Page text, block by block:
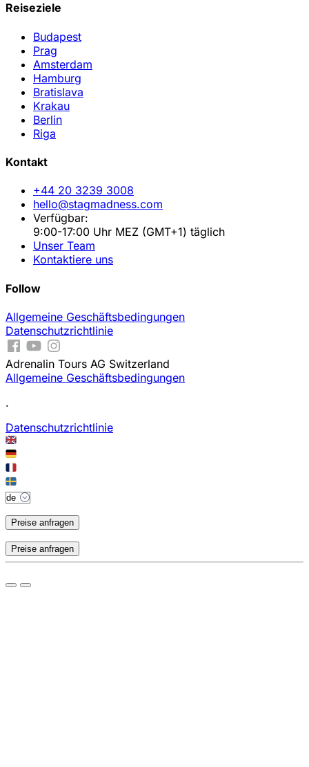
Reiseziele
Budapest
Prag
Amsterdam
Hamburg
Bratislava
Krakau
Berlin
Riga
Kontakt
+44 20 3239 3008
hello@stagmadness.com
Verfügbar:
9:00-17:00 Uhr MEZ (GMT+1) täglich
Unser Team
Kontaktiere uns
Follow
Allgemeine Geschäftsbedingungen
Datenschutzrichtlinie
Adrenalin Tours AG Switzerland
Allgemeine Geschäftsbedingungen
.
Datenschutzrichtlinie
Preise anfragen
Preise anfragen